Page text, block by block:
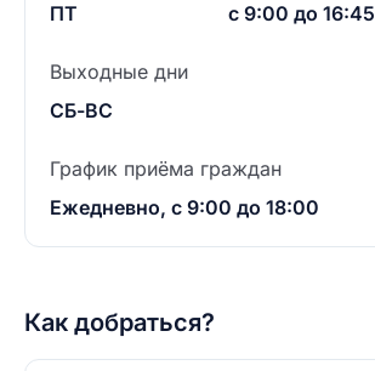
ПТ
с 9:00 до 16:45
Выходные дни
СБ-ВС
График приёма граждан
Ежедневно, с 9:00 до 18:00
Как добраться?